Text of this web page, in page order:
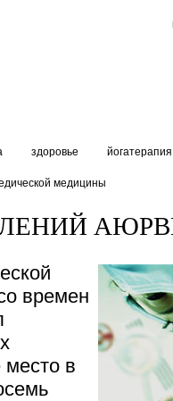
здоровье йогатерапия
медицины
времен
место в